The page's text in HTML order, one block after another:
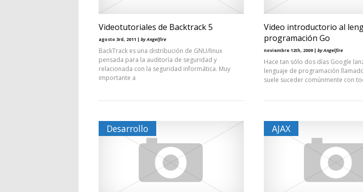
Videotutoriales de Backtrack 5
agosto 3rd, 2011 | by Angelfire
BackTrack es una distribución de GNU/linux
pensada para la auditoría de seguridad y
relacionada con la seguridad informática. Muy
importante a
Video introductorio al
programación Go
noviembre 12th, 2009 | by Angelfire
Hace tan sólo dos días Google
lenguaje de programación
suele suceder comúnmente con
Desarrollo AJAX